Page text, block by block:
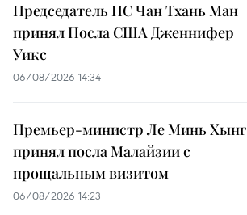
Председатель НС Чан Тхань Ман
принял Посла США Дженнифер
Уикс
06/08/2026 14:34
Премьер-министр Ле Минь Хынг
принял посла Малайзии с
прощальным визитом
06/08/2026 14:23